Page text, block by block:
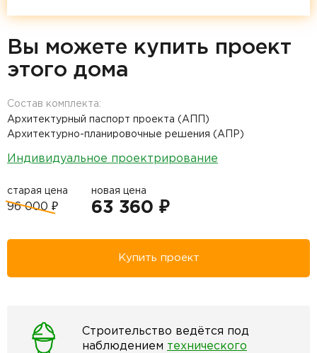
Вы можете купить проект
этого дома
Состав комплекта:
Архитектурный паспорт проекта (АПП)
Архитектурно-планировочные решения (АПР)
Индивидуальное проектрирование
старая цена
96 000 ₽
новая цена
63 360 ₽
Купить проект
Строительство ведётся под
наблюдением технического